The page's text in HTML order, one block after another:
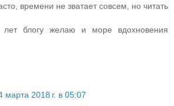
времени не зватает совсем, но читать
блогу желаю и море вдохновения
марта 2018 г. в 05:07